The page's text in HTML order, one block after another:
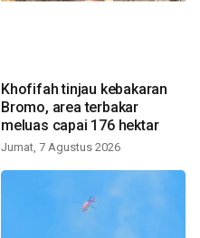
Khofifah tinjau kebakaran
Bromo, area terbakar
meluas capai 176 hektar
Jumat, 7 Agustus 2026